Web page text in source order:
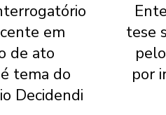
em
de ato
tema do
Decidendi
tese
por